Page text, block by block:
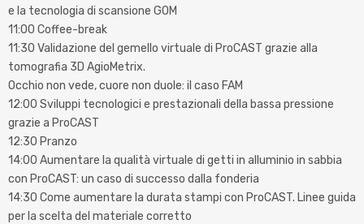
e la tecnologia di scansione GOM
11:00 Coffee-break
11:30 Validazione del gemello virtuale di ProCAST grazie alla
tomografia 3D AgioMetrix.
Occhio non vede, cuore non duole: il caso FAM
12:00 Sviluppi tecnologici e prestazionali della bassa pressione
grazie a ProCAST
12:30 Pranzo
14:00 Aumentare la qualità virtuale di getti in alluminio in sabbia
con ProCAST: un caso di successo dalla fonderia
14:30 Come aumentare la durata stampi con ProCAST. Linee guida
per la scelta del materiale corretto